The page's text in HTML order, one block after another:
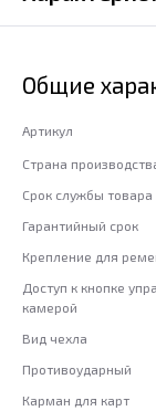
Общие
Артикул
Страна
Срок службы товара
Гарантийный срок
Крепление для
Доступ к кнопке
камерой
Вид чехла
Противоударный
Карман для карт